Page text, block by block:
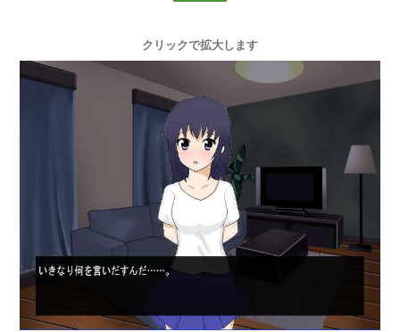
クリックで拡大します